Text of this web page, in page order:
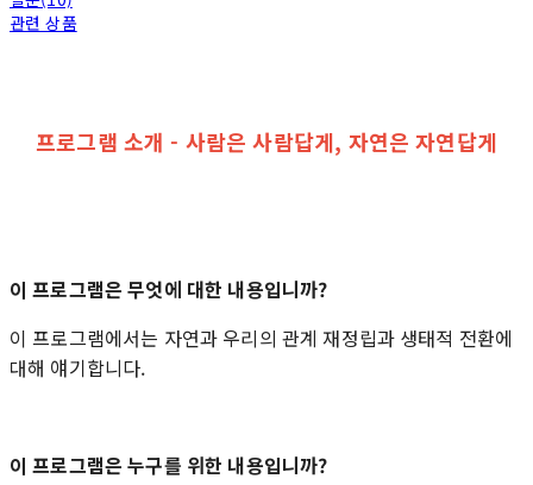
관련 상품
프로그램 소개 - 사람은 사람답게, 자연은 자연답게
이 프로그램은 무엇에 대한 내용입니까?
이 프로그램에서는 자연과 우리의 관계 재정립과 생태적 전환에
대해 얘기합니다.
이 프로그램은 누구를 위한 내용입니까?